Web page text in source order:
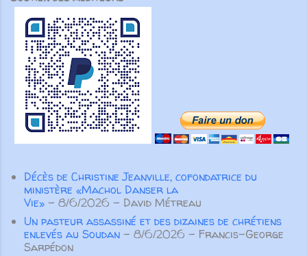
Alabama en 1838 [...] sa p...
partenariat marque aussi l’histoire
de l’Union. Dès 1840, Henriette
Feller, Louis Roussy et les
missionnaires suisses ont tissé
des liens au-delà des frontières,
soutenus par des amis des États-
Unis. Même nos fondateurs
anglophones ont choisi de servir
en français, montrant la force
service de l’Évangile. Aujourd’hui
encore, nos partenaires
demeurent essentiels. Aucune
œuvre ...
voudriez-vous corriger ? Quelles
opportunités aimeriez-vous saisir
à... Par John Roos Audio Vidéo
Get new posts by email:
Subscribe
Décès de Christine Jeanville, cofondatrice du
ministère «Machol Danser la
Vie» - 8/6/2026 - David Métreau
Un pasteur assassiné et des dizaines de chrétiens
enlevés au Soudan - 8/6/2026 - Francis-George
Sarpédon